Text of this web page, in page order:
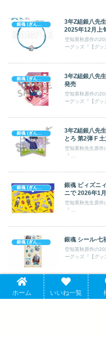
銀魂 (ぎんたま)
3年Z組銀八先
2025年12月上
空知英秋原作の
ーグッズ『【グッ
銀魂 (ぎんたま)
3年Z組銀八先
発売
空知英秋原作の
ーグッズ『【グッ
銀魂 (ぎんたま)
3年Z組銀八先
とろ 第2弾 F
空知英秋先生原作
銀魂 (ぎんたま)
銀魂 ビィズニ
ニで 2026年1
空知英秋先生原作
銀魂 シール-七
空知英秋原作の
ーグッズ『【グッ
3年Z組銀八先
2026年02月発
ホーム いいね一覧